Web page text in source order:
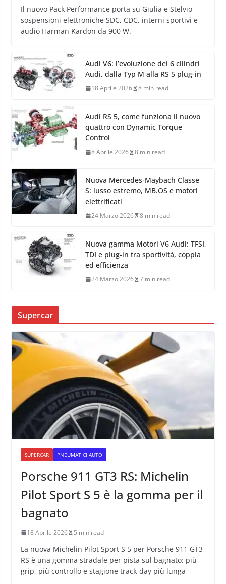
Il nuovo Pack Performance porta su Giulia e Stelvio
sospensioni elettroniche SDC, CDC, interni sportivi e
audio Harman Kardon da 900 W.
Audi V6: l’evoluzione dei 6 cilindri
Audi, dalla Typ M alla RS 5 plug-in
18 Aprile 2026 8 min read
Audi RS 5, come funziona il nuovo
quattro con Dynamic Torque
Control
8 Aprile 2026 8 min read
Nuova Mercedes-Maybach Classe
S: lusso estremo, MB.OS e motori
elettrificati
24 Marzo 2026 8 min read
Nuova gamma Motori V6 Audi: TFSI,
TDI e plug-in tra sportività, coppia
ed efficienza
24 Marzo 2026 7 min read
Supercar
SUPERCAR PNEUMATICI AUTO
Porsche 911 GT3 RS: Michelin
Pilot Sport S 5 è la gomma per il
bagnato
18 Aprile 2026 5 min read
La nuova Michelin Pilot Sport S 5 per Porsche 911 GT3
RS è una gomma stradale per pista sul bagnato: più
grip, più controllo e stagione track-day più lunga